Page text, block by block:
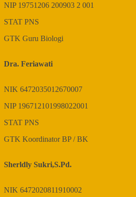
NIP 19751206 200903 2 001
STAT PNS
GTK Guru Biologi
Dra. Feriawati
NIK 6472035012670007
NIP 196712101998022001
STAT PNS
GTK Koordinator BP / BK
Sherldly Sukri,S.Pd.
NIK 6472020811910002